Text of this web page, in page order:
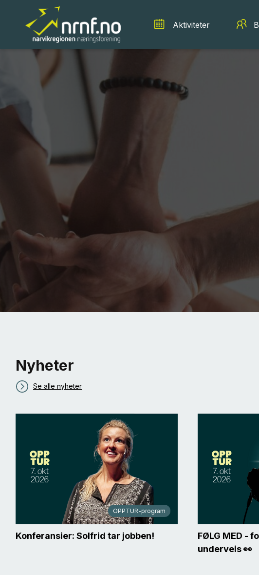
Aktiviteter
Bli traineebedrift
Gjennom Trainee Narvikregionen vil dere lykkes med å nå ut
utdannede.Vi utarbeider nytt sprekt kompetanseprogram for
Les mer
Nyheter
Se alle nyheter
OPPTUR-program
Konferansier: Solfrid tar jobben!
FØLG MED -
underveis 👀